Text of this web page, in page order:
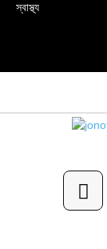
স্বাস্থ্য